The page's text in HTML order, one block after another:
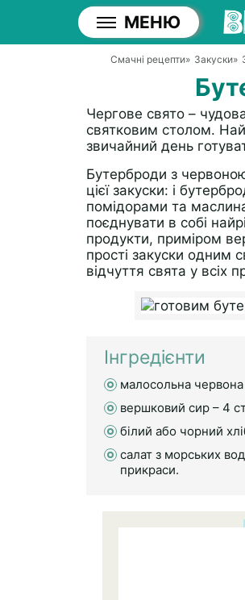
МЕНЮ
Смачні рецепти» Закуски»
Чергове свято –
святковим столом.
звичайний день
Бутерброди з
цієї закуски: і
помідорами та
поєднувати в собі
продукти, приміром
прості закуски одним
відчуття свята у всіх
Інгредієнти
малосольна
вершковий сир – 4
білий або чорний
салат з морських
прикраси.